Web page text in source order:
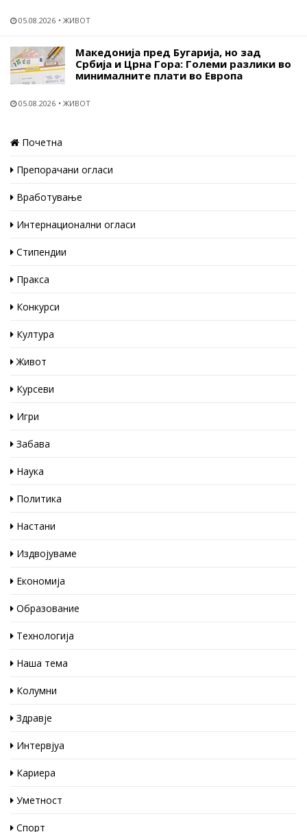
05.08.2026 ЖИВОТ
Македонија пред Бугарија, но зад
Србија и Црна Гора: Големи разлики во
минималните плати во Европа
05.08.2026 ЖИВОТ
Почетна
Препорачани огласи
Вработување
Интернационални огласи
Стипендии
Пракса
Конкурси
Култура
Живот
Курсеви
Игри
Забава
Наука
Политика
Настани
Издвојуваме
Економија
Образование
Технологија
Наша тема
Колумни
Здравје
Интервјуа
Кариера
Уметност
Спорт